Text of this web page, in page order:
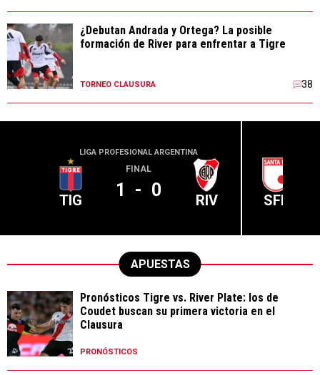
¿Debutan Andrada y Ortega? La posible
formación de River para enfrentar a Tigre
TORNEO CLAUSURA 38
LIGA PROFESIONAL ARGENTINA
TIG
FINAL
1 - 0 RIV SFE
APUESTAS
Pronósticos Tigre vs. River Plate: los de
Coudet buscan su primera victoria en el
Clausura
PRONÓSTICOS